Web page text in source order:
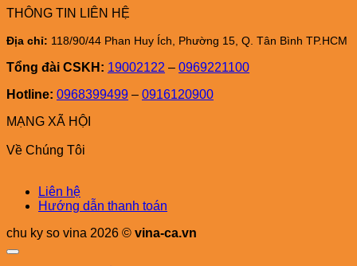
THÔNG TIN LIÊN HỆ
Địa chỉ: 118/90/44 Phan Huy Ích, Phường 15, Q. Tân Bình TP.HCM
Tổng đài CSKH: 19002122 – 0969221100
Hotline: 0968399499 – 0916120900
MẠNG XÃ HỘI
Về Chúng Tôi
Liên hệ
Hướng dẫn thanh toán
chu ky so vina 2026 © vina-ca.vn